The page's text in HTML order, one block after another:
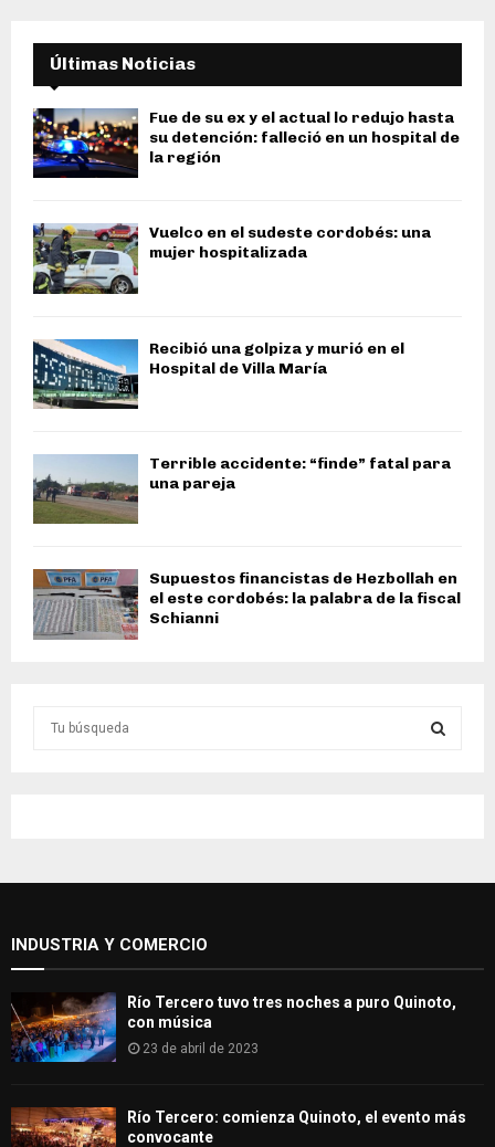
Últimas Noticias
Fue de su ex y el actual lo redujo hasta
su detención: falleció en un hospital de
la región
Vuelco en el sudeste cordobés: una
mujer hospitalizada
Recibió una golpiza y murió en el
Hospital de Villa María
Terrible accidente: “finde” fatal para
una pareja
Supuestos financistas de Hezbollah en
el este cordobés: la palabra de la fiscal
Schianni
o
H
INDUSTRIA Y COMERCIO
Río Tercero tuvo tres noches a puro Quinoto,
con música
23 de abril de 2023
Río Tercero: comienza Quinoto, el evento más
convocante